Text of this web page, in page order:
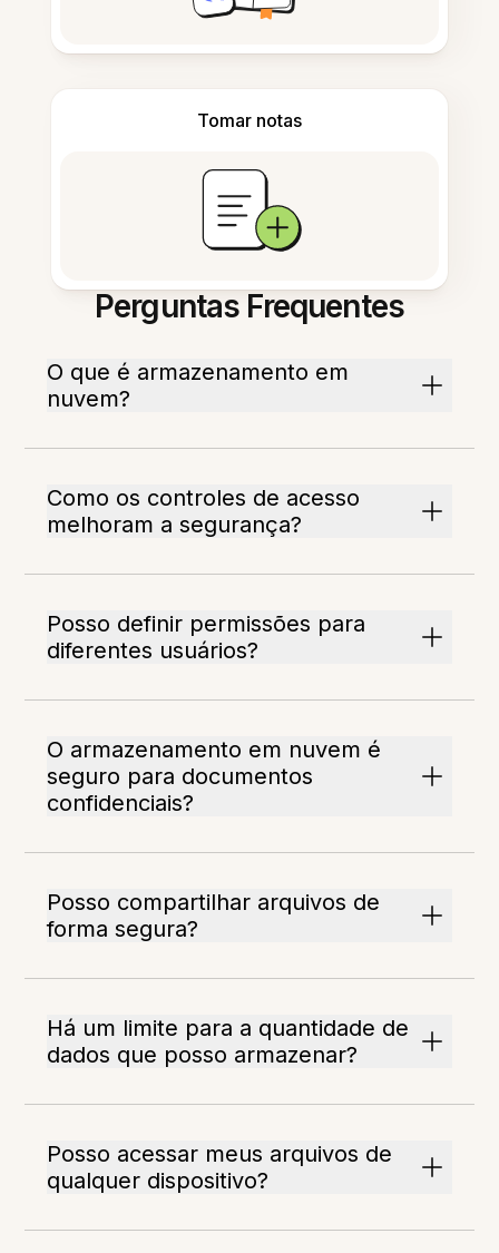
Tomar notas
Perguntas Frequentes
O que é armazenamento em
nuvem?
Como os controles de acesso
melhoram a segurança?
Posso definir permissões para
diferentes usuários?
O armazenamento em nuvem é
seguro para documentos
confidenciais?
Posso compartilhar arquivos de
forma segura?
Há um limite para a quantidade de
dados que posso armazenar?
Posso acessar meus arquivos de
qualquer dispositivo?